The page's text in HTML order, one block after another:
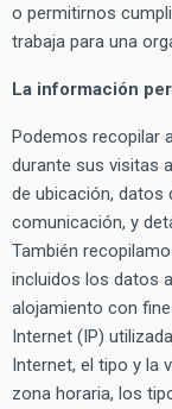
o permitirnos
trabaja para una
La información
Podemos recopilar
durante sus visitas
de ubicación, datos
comunicación, y
También
incluidos los datos
alojamiento con
Internet (IP)
Internet, el tipo y la
zona horaria, los